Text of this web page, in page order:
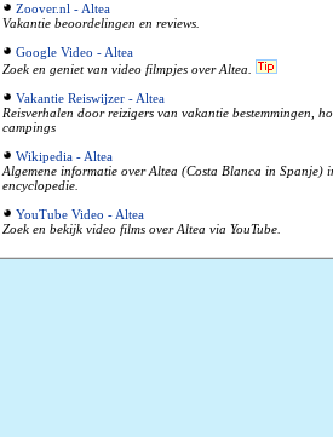
Zoover.nl - Altea
Vakantie beoordelingen en reviews.
Google Video - Altea
Zoek en geniet van video filmpjes over Altea.
Vakantie Reiswijzer - Altea
Reisverhalen door reizigers van vakantie bestemmingen,
campings
Wikipedia - Altea
Algemene informatie over Altea (Costa Blanca in Spanje)
encyclopedie.
YouTube Video - Altea
Zoek en bekijk video films over Altea via YouTube.